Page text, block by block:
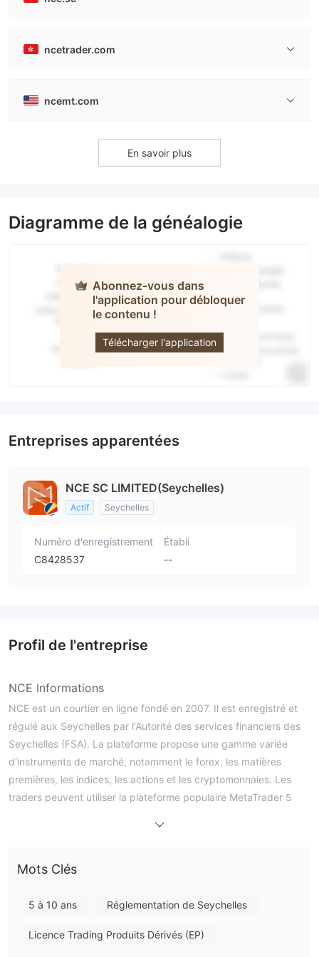
ncetrader.com
ncemt.com
En savoir plus
Diagramme de la généalogie
Abonnez-vous dans
l'application pour débloquer
le contenu !
Télécharger l'application
Entreprises apparentées
NCE SC LIMITED(Seychelles)
Actif Seychelles
Numéro d'enregistrement
C8428537
Établi
--
Profil de l'entreprise
NCE Informations
NCE est un courtier en ligne fondé en 2007. Il est enregistré et
régulé aux Seychelles par l'Autorité des services financiers des
Seychelles (FSA). La plateforme propose une gamme variée
d'instruments de marché, notamment le forex, les matières
premières, les indices, les actions et les cryptomonnaies. Les
traders peuvent utiliser la plateforme populaire MetaTrader 5
des spreads compétitifs, avec l'EUR/USD flottant à partir de 0
10 $. Le service client est accessible par email, chat en direct et
Mots Clés
5 à 10 ans Réglementation de Seychelles
Licence Trading Produits Dérivés (EP)